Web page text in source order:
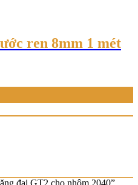
ren 8mm 1 mét